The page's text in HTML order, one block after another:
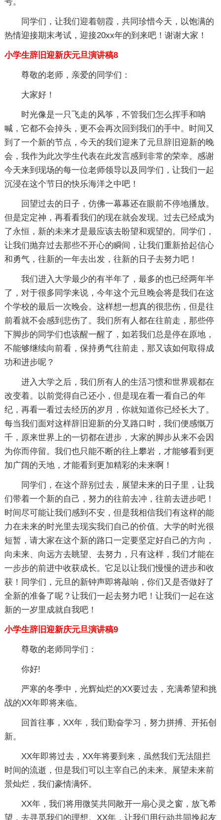
同学们，让我们迎着朝霞，共同珍惜今天，以饱满的
热情迎接期末考试，迎接20xx年的到来吧！谢谢大家！
小学生辞旧迎新庆元旦演讲稿8
尊敬的老师，亲爱的同学们：
大家好！
时光像是一只飞走的风筝，不管我们怎么挥手和呐
喊，它都不会掉头，更不会再次回到我们的手中。时间又
到了一个新的节点，今天的我们迎来了元旦辞旧迎新的晚
会，我作为此次学生代表在此发言感到非常的荣幸。感谢
今天来到现场的每一位老师领导以及同学们，让我们一起
沉浸在这个节日的快乐海洋之中吧！
回望过去的日子，仿佛一幕幕还在眼前不停地播放。
但是定定神，再看看我们的现在就会发现。过去已经成为
了永恒，新的未来才是最应该去盼望和观望的。同学们，
让我们抛弃过去那些不开心的瞬间，让我们重新拾起信心
和勇气，往新的一年去出发，往新的日子去努力吧！
我们进入大学最少的有半年了，最多的也已经两年半
了，对于很多同学来说，今年这个元旦晚会将是我们在这
个学校的最后一次晚会。这样想一想真的很悲伤，但是往
前看就不会感到悲伤了。我们所有人都在往前走，那些停
下脚步的同学们也该醒一醒了，如若我们总是停在原地，
不能够继续向前看，保持勇气往前走，那又该如何取得成
功和进步呢？
进入大学之后，我们所有人的生活习惯和世界观都在
改变着。以前觉得自己还小，但是现在看一看自己的年
纪，再看一看过去经历的岁月，你就知道你已经长大了。
每当我们面对这样辞旧迎新的分叉路口时，我们便感慨万
千，原来世界上的一切都在进步，大家的脚步从来不会因
为你而停留。我们也只能不断的往上攀岩，才能够看到更
加广阔的天地，才能看到更加精彩的未来啊！
同学们，在这个辞别过去，展望未来的日子里，让我
们带着一个新的自己，努力的往前去冲，往前去进步吧！
时间尽可能让我们感到不安，但是我相信我们有这样的能
力在未来的时光里去现实我们自己的价值。大学的时光很
短暂，请大家在这个新的路口一定要坚定好自己的方向，
向未来、向远方去眺望、去努力，只有这样，我们才能在
一步步的前进中收获成长。它足以让我们慢慢的进步和收
获！同学们，元旦的新钟声即将敲响，你们又是否做好了
全新的准备了呢？让我们一起去努力吧！让我们一起在这
新的一岁里成就自我吧！
小学生辞旧迎新庆元旦演讲稿9
尊敬的老师同学们：
你好!
严寒的冬季中，光辉灿烂的XX要过去，充满希望和挑
战的XX年即将来临。
回首往事，XX年，我们勤奋学习，努力拼搏、开拓创
新。
XX年即将过去，XX年将要到来，虽然我们无法阻拦
时间的流逝，但是我们可以主宰自己的未来。展望未来前
景灿烂，我们豪情满怀。
XX年，我们将用微笑共同敞开一扇心灵之窗，放飞希
望，去寻觅我们的理想。XX年，让我们用行动共同挽起友